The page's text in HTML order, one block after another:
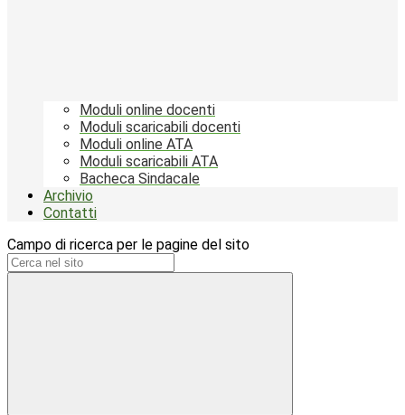
Moduli online docenti
Moduli scaricabili docenti
Moduli online ATA
Moduli scaricabili ATA
Bacheca Sindacale
Archivio
Contatti
Campo di ricerca per le pagine del sito